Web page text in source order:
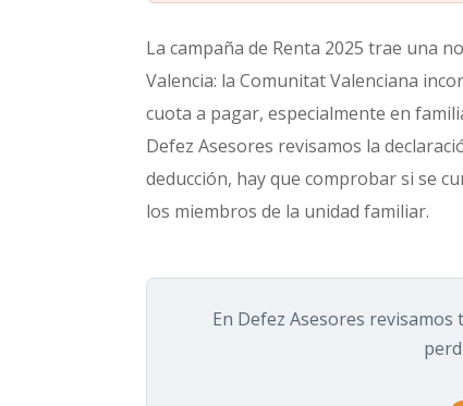
La campaña de Renta 2025 trae una
Valencia: la Comunitat Valenciana
cuota a pagar, especialmente en
Defez Asesores revisamos la
deducción, hay que comprobar si se
los miembros de la unidad familiar.
En Defez Asesores